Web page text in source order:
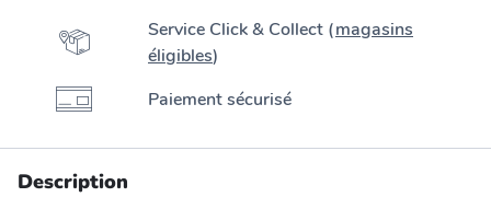
Service Click & Collect (magasins
éligibles)
Paiement sécurisé
Description